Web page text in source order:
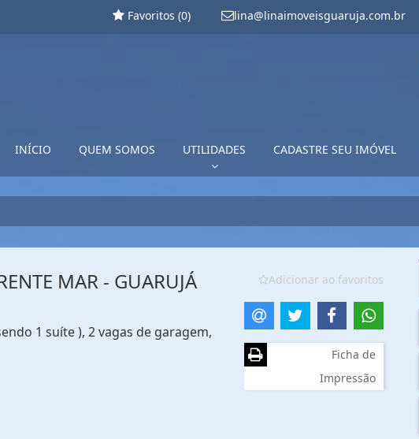
lina@linaimoveisguaruja.com.br
Favoritos (0)
INÍCIO QUEM SOMOS UTILIDADES CADASTRE SEU IMÓVEL
MAR - GUARUJÁ
1 suíte ), 2 vagas de garagem,
Adicionar ao favoritos
Ficha de
Impressão